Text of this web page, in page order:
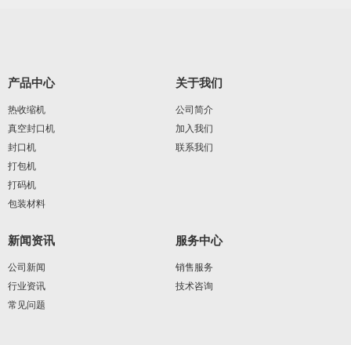
产品中心
热收缩机
真空封口机
封口机
打包机
打码机
包装材料
关于我们
公司简介
加入我们
联系我们
新闻资讯
公司新闻
行业资讯
常见问题
服务中心
销售服务
技术咨询